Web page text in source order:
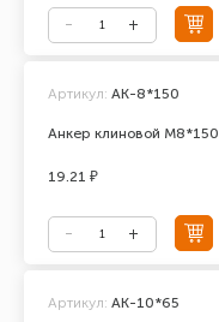
Анкер клиновой М8*150
Артикул: АК-8*150
19.21 ₽
Артикул: АК-10*65